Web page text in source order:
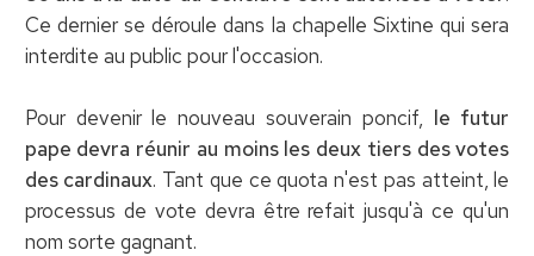
Ce dernier se déroule dans la chapelle Sixtine qui sera
interdite au public pour l'occasion.
Pour devenir le nouveau souverain poncif, le futur
pape devra réunir au moins les deux tiers des votes
des cardinaux. Tant que ce quota n'est pas atteint, le
processus de vote devra être refait jusqu'à ce qu'un
nom sorte gagnant.